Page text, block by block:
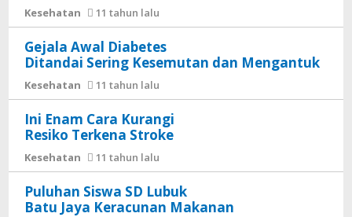
Kesehatan 11 tahun lalu
Gejala Awal Diabetes
Ditandai Sering Kesemutan dan Mengantuk
Kesehatan 11 tahun lalu
Ini Enam Cara Kurangi
Resiko Terkena Stroke
Kesehatan 11 tahun lalu
Puluhan Siswa SD Lubuk
Batu Jaya Keracunan Makanan